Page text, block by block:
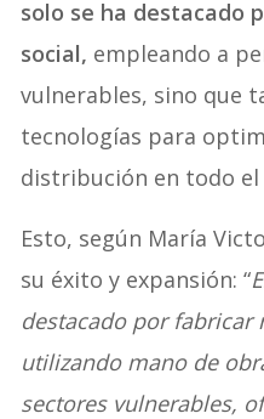
solo se ha destacado
social, empleando a
vulnerables, sino que
tecnologías para
distribución en todo
Esto, según María
su éxito y expansión: “
destacado por fabricar
utilizando mano de
sectores vulnerables,